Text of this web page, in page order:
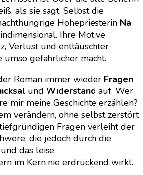
als sie sagt. Selbst die
Hohepriesterin Na
Ihre Motive
Verlust und enttäuschter
umso gefährlicher macht.
Roman immer wieder Fragen
und Widerstand auf. Wer
mir meine Geschichte erzählen?
verändern, ohne selbst zerstört
Fragen verleiht der
die jedoch durch die
das leise
im Kern nie erdrückend wirkt.